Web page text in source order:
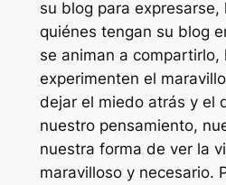
su blog para expresarse,
quiénes tengan su blog
se animan a compartirlo,
experimenten el
dejar el miedo atrás y el
nuestro pensamiento,
nuestra forma de ver la
maravilloso y necesario.